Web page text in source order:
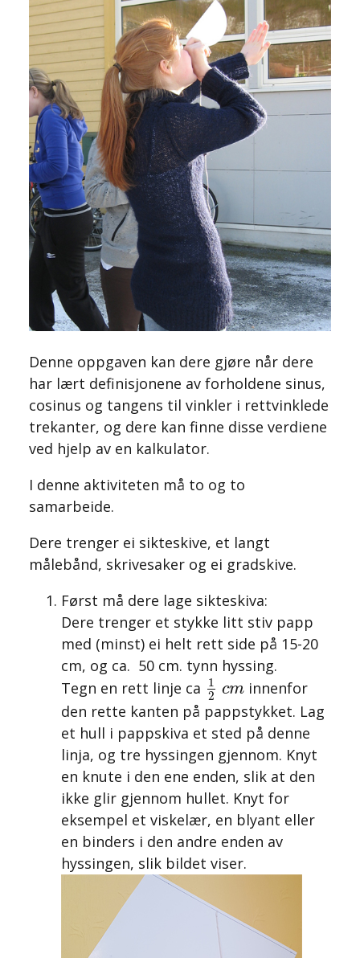
Denne oppgaven kan dere gjøre når dere
har lært definisjonene av forholdene sinus,
cosinus og tangens til vinkler i rettvinklede
trekanter, og dere kan finne disse verdiene
ved hjelp av en kalkulator.
I denne aktiviteten må to og to
samarbeide.
Dere trenger ei sikteskive, et langt
målebånd, skrivesaker og ei gradskive.
Først må dere lage sikteskiva:
Dere trenger et stykke litt stiv papp
med (minst) ei helt rett side på 15-20
cm, og ca. 50 cm. tynn hyssing.
Tegn en rett linje ca
1
2 cm
12cminnenfor
den rette kanten på pappstykket. Lag
et hull i pappskiva et sted på denne
linja, og tre hyssingen gjennom. Knyt
en knute i den ene enden, slik at den
ikke glir gjennom hullet. Knyt for
eksempel et viskelær, en blyant eller
en binders i den andre enden av
hyssingen, slik bildet viser.